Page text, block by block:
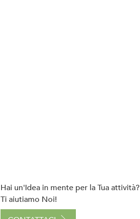
Hai un'Idea in mente per la Tua attività?
Ti aiutiamo Noi!